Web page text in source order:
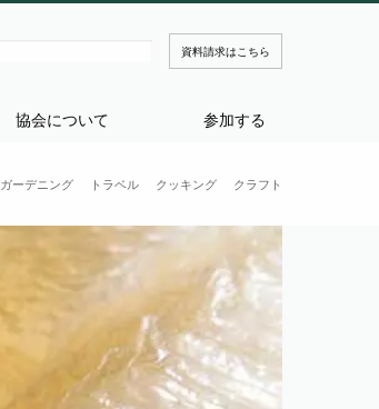
資料請求はこちら
協会について 参加する
ガーデニング トラベル クッキング クラフト